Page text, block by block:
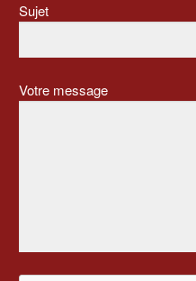
Sujet
Votre message